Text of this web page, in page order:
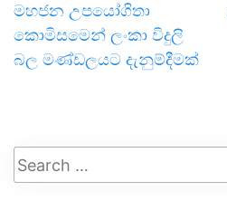
මහජන උපයෝගිතා
කොමිසමෙන් ලංකා විදුලි
බල මණ්ඩලයට දැනුම්දීමක්